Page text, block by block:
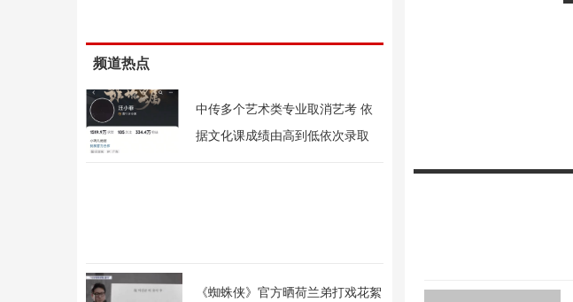
频道热点
中传多个艺术类专业取消艺考 依
据文化课成绩由高到低依次录取
《蜘蛛侠》官方晒荷兰弟打戏花絮